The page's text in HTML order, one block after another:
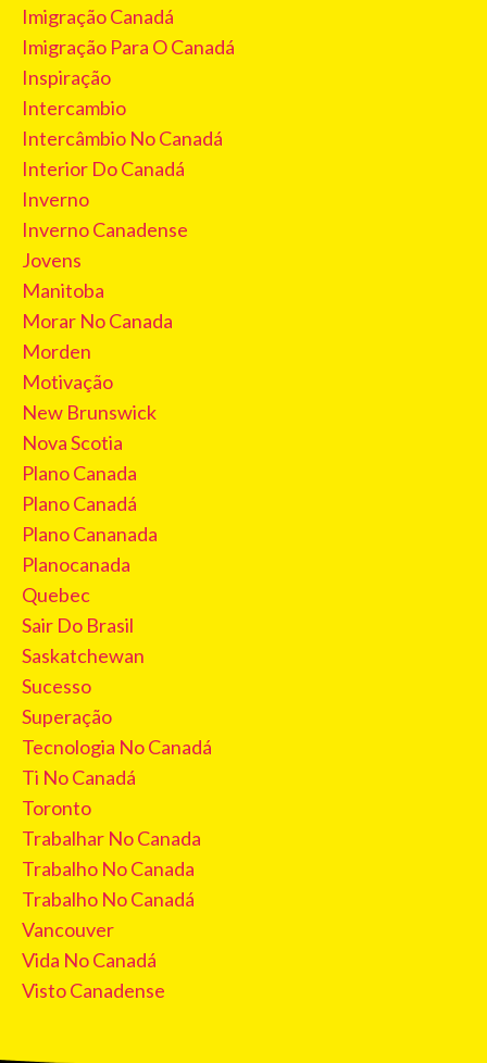
Imigração Canadá
Imigração Para O Canadá
Inspiração
Intercambio
Intercâmbio No Canadá
Interior Do Canadá
Inverno
Inverno Canadense
Jovens
Manitoba
Morar No Canada
Morden
Motivação
New Brunswick
Nova Scotia
Plano Canada
Plano Canadá
Plano Cananada
Planocanada
Quebec
Sair Do Brasil
Saskatchewan
Sucesso
Superação
Tecnologia No Canadá
Ti No Canadá
Toronto
Trabalhar No Canada
Trabalho No Canada
Trabalho No Canadá
Vancouver
Vida No Canadá
Visto Canadense